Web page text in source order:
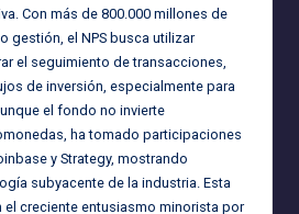
Con más de 800.000 millones de
gestión, el NPS busca utilizar
el seguimiento de transacciones,
de inversión, especialmente para
el fondo no invierte
ha tomado participaciones
y Strategy, mostrando
subyacente de la industria. Esta
el creciente entusiasmo minorista por